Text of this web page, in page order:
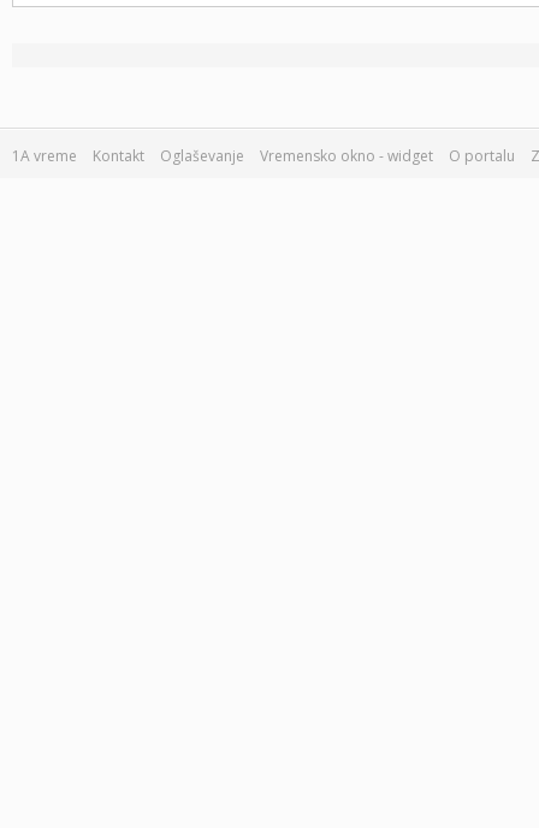
1A vreme Kontakt Oglaševanje Vremensko okno - widget O portalu